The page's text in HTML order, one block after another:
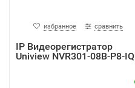
избранное сравнить
IP Видеорегистратор
Uniview NVR301-08B-P8-IQ